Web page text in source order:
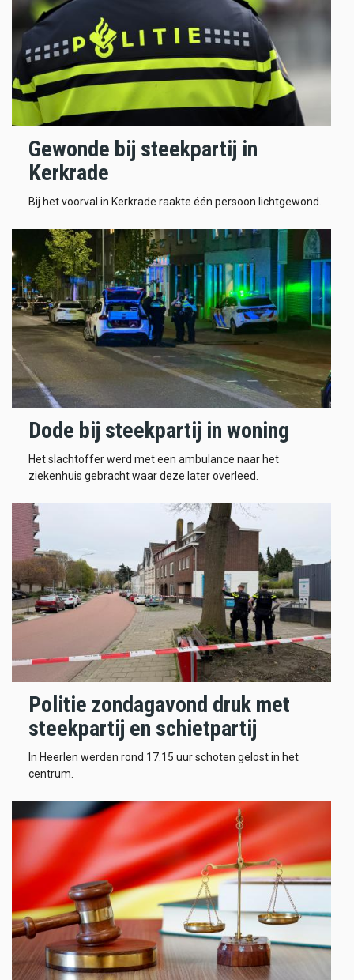
Gewonde bij steekpartij in
Kerkrade
Bij het voorval in Kerkrade raakte één persoon lichtgewond.
Dode bij steekpartij in woning
Het slachtoffer werd met een ambulance naar het
ziekenhuis gebracht waar deze later overleed.
Politie zondagavond druk met
steekpartij en schietpartij
In Heerlen werden rond 17.15 uur schoten gelost in het
centrum.